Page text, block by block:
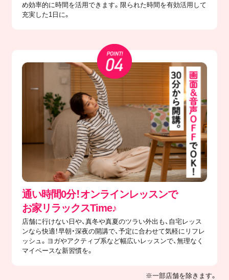
め効率的に時間を活用できます。限られた時間を有効活用して
充実した1日に。
通い時間0分！オンラインレッスンで
​お家リラックスTime♪
店舗に行けない日や、真冬や真夏のツラい外出も、自宅レッス
ンなら快適！早朝・深夜の開講で、予定に合わせて気軽にリフレ
ッシュ。ヨガやアクティブ系など幅広いレッスンで、無理なく
マイペースな新習慣を。
※一部店舗を除きます。